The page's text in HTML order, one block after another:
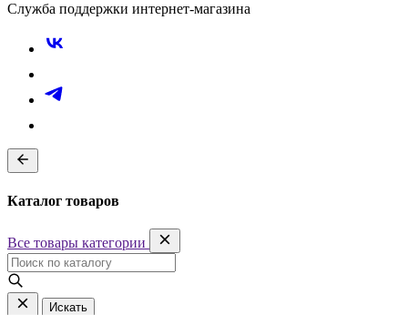
Служба поддержки интернет-магазина
Каталог товаров
Все товары категории
Искать